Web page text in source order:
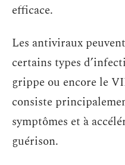
efficace.
Les antiviraux
certains types
grippe ou encore le
consiste
symptômes et à
guérison.